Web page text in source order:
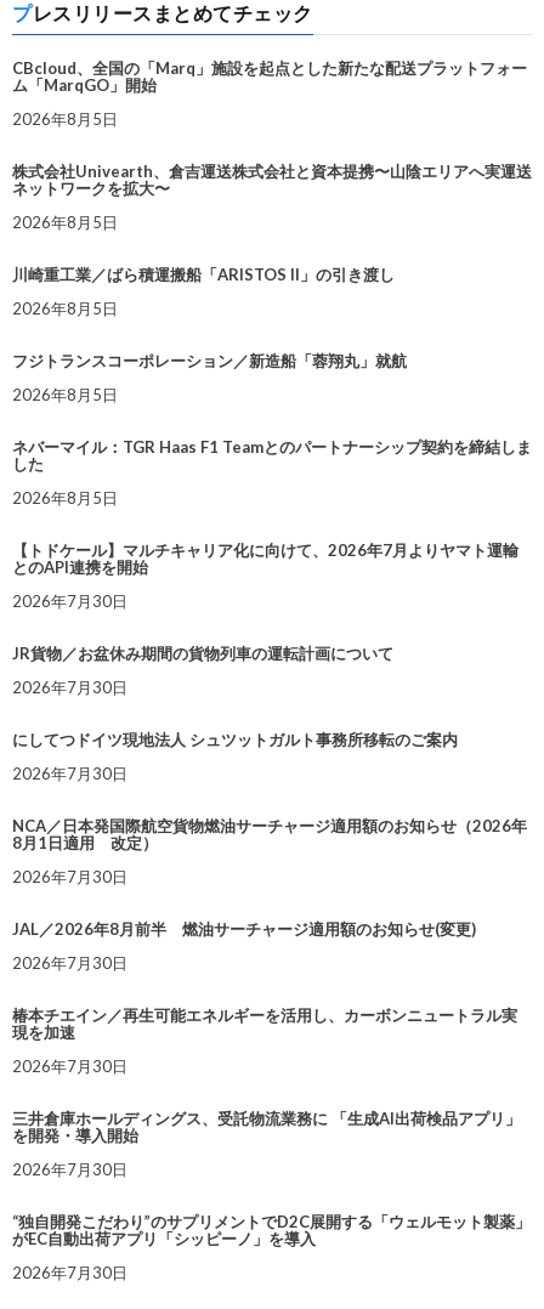
プレスリリースまとめてチェック
CBcloud、全国の「Marq」施設を起点とした新たな配送プラットフォー
ム「MarqGO」開始
2026年8月5日
株式会社Univearth、倉吉運送株式会社と資本提携〜山陰エリアへ実運送
ネットワークを拡大〜
2026年8月5日
川崎重工業／ばら積運搬船「ARISTOS II」の引き渡し
2026年8月5日
フジトランスコーポレーション／新造船「蓉翔丸」就航
2026年8月5日
ネバーマイル：TGR Haas F1 Teamとのパートナーシップ契約を締結しま
した
2026年8月5日
【トドケール】マルチキャリア化に向けて、2026年7月よりヤマト運輸
とのAPI連携を開始
2026年7月30日
JR貨物／お盆休み期間の貨物列車の運転計画について
2026年7月30日
にしてつドイツ現地法人 シュツットガルト事務所移転のご案内
2026年7月30日
NCA／日本発国際航空貨物燃油サーチャージ適用額のお知らせ（2026年
8月1日適用 改定）
2026年7月30日
JAL／2026年8月前半 燃油サーチャージ適用額のお知らせ(変更)
2026年7月30日
椿本チエイン／再生可能エネルギーを活用し、カーボンニュートラル実
現を加速
2026年7月30日
三井倉庫ホールディングス、受託物流業務に 「生成AI出荷検品アプリ」
を開発・導入開始
2026年7月30日
“独自開発こだわり”のサプリメントでD2C展開する「ウェルモット製薬」
がEC自動出荷アプリ「シッピーノ」を導入
2026年7月30日